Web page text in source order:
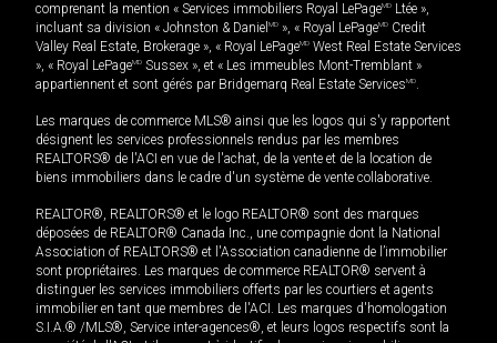
comprenant la mention « Services immobiliers Royal LePageMD Ltée »,
incluant sa division « Johnston & Daniel MD », « Royal LePageMD Credit
Valley Real Estate, Brokerage », « Royal LePageMD West Real Estate Services
», « Royal LePageMD Sussex », et « Les immeubles Mont-Tremblant »
appartiennent et sont gérés par Bridgemarq Real Estate ServicesMD.
Les marques de commerce MLS® ainsi que les logos qui s'y rapportent
désignent les services professionnels rendus par les membres
REALTORS® de l'ACI en vue de l'achat, de la vente et de la location de
biens immobiliers dans le cadre d'un système de vente collaborative.
REALTOR®, REALTORS® et le logo REALTOR® sont des marques
déposées de REALTOR® Canada Inc., une compagnie dont la National
Association of REALTORS® et l'Association canadienne de l’immobilier
sont propriétaires. Les marques de commerce REALTOR® servent à
distinguer les services immobiliers offerts par les courtiers et agents
immobilier en tant que membres de l'ACI. Les marques d'homologation
S.I.A.® /MLS®, Service inter-agences®, et leurs logos respectifs sont la